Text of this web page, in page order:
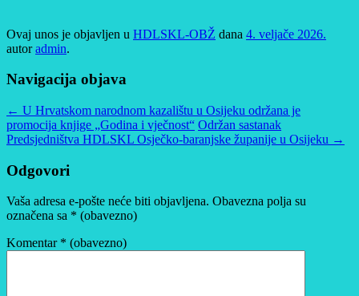
Ovaj unos je objavljen u HDLSKL-OBŽ dana 4. veljače 2026.
autoradmin.
Navigacija objava
← U Hrvatskom narodnom kazalištu u Osijeku održana je
promocija knjige „Godina i vječnost“ Održan sastanak
Predsjedništva HDLSKL Osječko-baranjske županije u Osijeku →
Odgovori
Vaša adresa e-pošte neće biti objavljena. Obavezna polja su
označena sa * (obavezno)
Komentar * (obavezno)